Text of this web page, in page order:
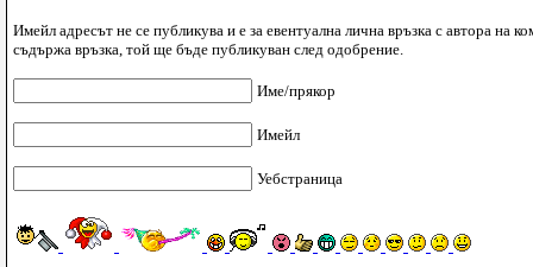
Имейл адресът не се публикува и е за евентуална лична връзка с автора на
съдържа връзка, той ще бъде публикуван след одобрение.
Име/прякор
Имейл
Уебстраница